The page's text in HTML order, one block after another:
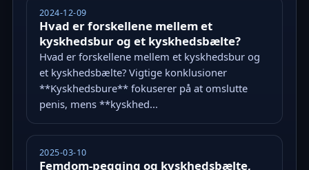
2024-12-09
Hvad er forskellene mellem et
kyskhedsbur og et kyskhedsbælte?
Hvad er forskellene mellem et kyskhedsbur og
et kyskhedsbælte? Vigtige konklusioner
**Kyskhedsbure** fokuserer på at omslutte
penis, mens **kyskhed...
2025-03-10
Femdom-pegging og kyskhedsbælte,